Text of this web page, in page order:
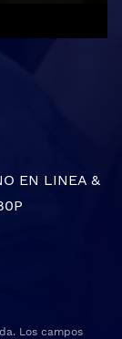
EN LINEA &
Los campos